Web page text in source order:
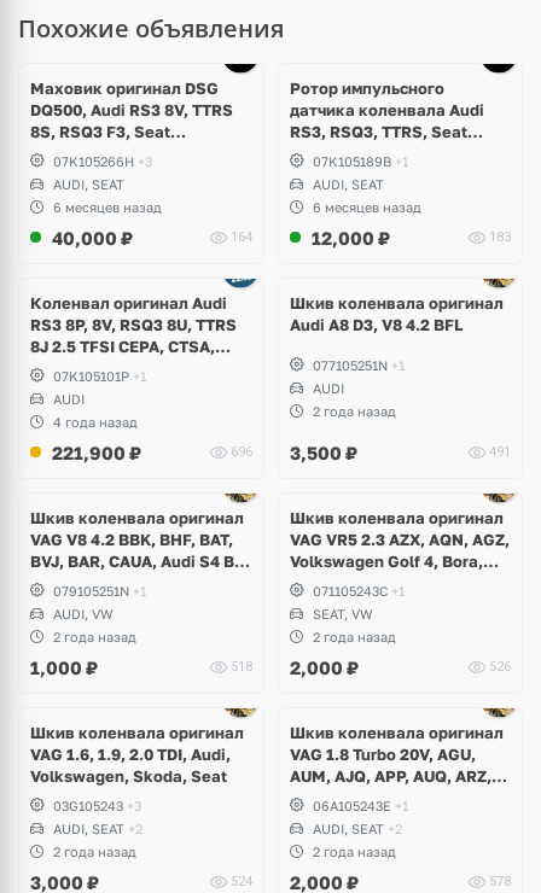
Похожие объявления
Маховик оригинал DSG
DQ500, Audi RS3 8V, TTRS
8S, RSQ3 F3, Seat
Formentor Cupra 2.5 TFSI
Evo, DAZA, DNWA, DNWB
07K105266H +3
AUDI, SEAT
6 месяцев назад
40,000 ₽ 164
Ротор импульсного
датчика коленвала Audi
RS3, RSQ3, TTRS, Seat
Formentor Cupra, 2.5 TFSI
CEPA, CTSA, CZGA, CZGB,
DAZA, DNWA, DNWB
07K105189B +1
AUDI, SEAT
6 месяцев назад
12,000 ₽ 183
Коленвал оригинал Audi
RS3 8P, 8V, RSQ3 8U, TTRS
8J 2.5 TFSI CEPA, CTSA,
CGZA, CGZB
07K105101P +1
AUDI
4 года назад
221,900 ₽ 696
Шкив коленвала оригинал
Audi A8 D3, V8 4.2 BFL
077105251N +1
AUDI
2 года назад
3,500 ₽ 491
Шкив коленвала оригинал
VAG V8 4.2 BBK, BHF, BAT,
BVJ, BAR, CAUA, Audi S4 B7,
S5, S6 C6, A6 Allroad, A8 D3,
D4, Q7, Volkswagen Touareg
GP
079105251N +1
AUDI, VW
2 года назад
1,000 ₽ 518
Шкив коленвала оригинал
VAG VR5 2.3 AZX, AQN, AGZ,
Volkswagen Golf 4, Bora,
Passat B5, B5+, Beetle, Seat
Leon, Toledo
071105243С +1
SEAT, VW
2 года назад
2,000 ₽ 526
Шкив коленвала оригинал
VAG 1.6, 1.9, 2.0 TDI, Audi,
Volkswagen, Skoda, Seat
03G105243 +3
AUDI, SEAT +2
2 года назад
3,000 ₽ 524
Шкив коленвала оригинал
VAG 1.8 Turbo 20V, AGU,
AUM, AJQ, APP, AUQ, ARZ,
AQA, AGN, APG, Audi,
Volkswagen, Skoda, Seat
06A105243E +1
AUDI, SEAT +2
2 года назад
2,000 ₽ 578